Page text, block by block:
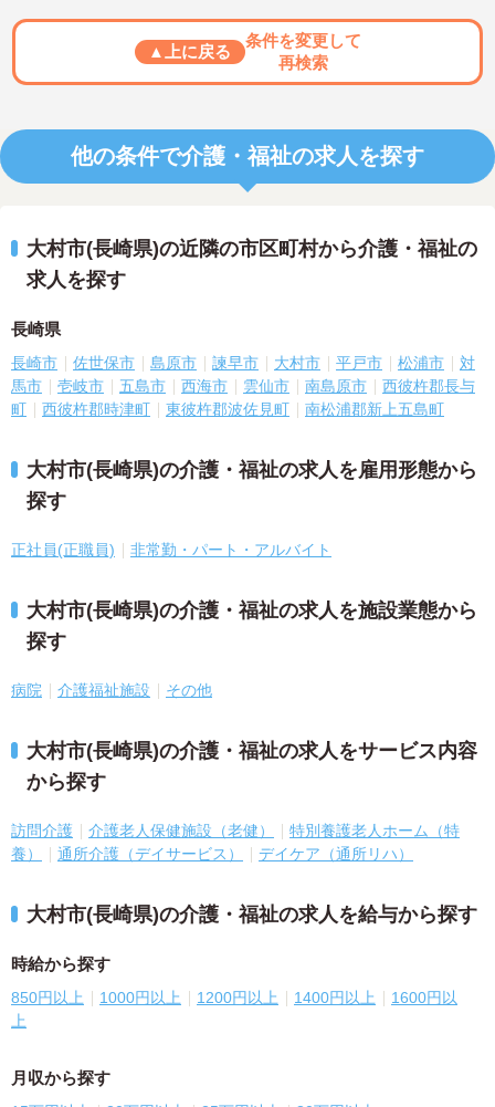
▲上に戻る
条件を変更して
再検索
他の条件で介護・福祉の求人を探す
大村市(長崎県)の近隣の市区町村から介護・福祉の
求人を探す
長崎県
長崎市 佐世保市 島原市 諫早市 大村市 平戸市 松浦市
対
馬市
壱岐市 五島市 西海市 雲仙市 南島原市
西彼杵郡長与
町
西彼杵郡時津町 東彼杵郡波佐見町 南松浦郡新上五島町
大村市(長崎県)の介護・福祉の求人を雇用形態から
探す
正社員(正職員) 非常勤・パート・アルバイト
大村市(長崎県)の介護・福祉の求人を施設業態から
探す
病院 介護福祉施設 その他
大村市(長崎県)の介護・福祉の求人をサービス内容
から探す
訪問介護 介護老人保健施設（老健）
特別養護老人ホーム（特
養）
通所介護（デイサービス） デイケア（通所リハ）
大村市(長崎県)の介護・福祉の求人を給与から探す
時給から探す
850円以上 1000円以上 1200円以上 1400円以上
1600円以
上
月収から探す